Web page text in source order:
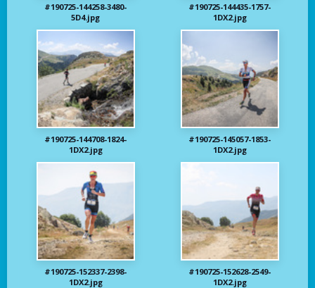
#190725-144258-3480-
5D4.jpg
#190725-144435-1757-
1DX2.jpg
#190725-144708-1824-
1DX2.jpg
#190725-145057-1853-
1DX2.jpg
#190725-152337-2398-
1DX2.jpg
#190725-152628-2549-
1DX2.jpg